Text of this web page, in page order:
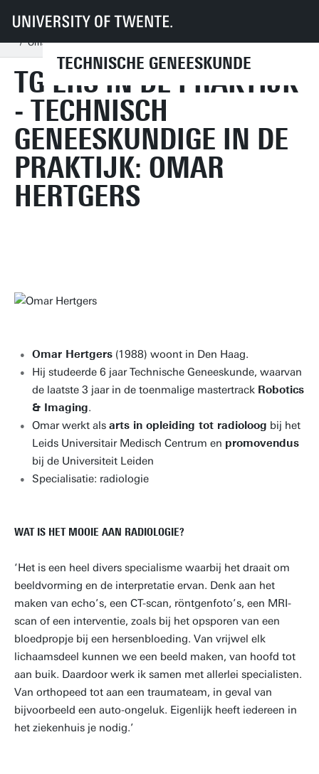
TECHNISCHE GENEESKUNDE
UT Onderwijs Studenteninformatie
Technische Geneeskunde
TG'ers in de praktijk
Omar Hertgers
TG'ERS IN DE PRAKTIJK
- TECHNISCH
GENEESKUNDIGE IN DE
PRAKTIJK: OMAR
HERTGERS
Omar Hertgers (1988) woont in Den Haag.
Hij studeerde 6 jaar Technische Geneeskunde, waarvan
de laatste 3 jaar in de toenmalige mastertrack Robotics
& Imaging.
Omar werkt als arts in opleiding tot radioloog bij het
Leids Universitair Medisch Centrum en promovendus
bij de Universiteit Leiden
Specialisatie: radiologie
WAT IS HET MOOIE AAN RADIOLOGIE?
‘Het is een heel divers specialisme waarbij het draait om
beeldvorming en de interpretatie ervan. Denk aan het
maken van echo’s, een CT-scan, röntgenfoto’s, een MRI-
scan of een interventie, zoals bij het opsporen van een
bloedpropje bij een hersenbloeding. Van vrijwel elk
lichaamsdeel kunnen we een beeld maken, van hoofd tot
aan buik. Daardoor werk ik samen met allerlei specialisten.
Van orthopeed tot aan een traumateam, in geval van
bijvoorbeeld een auto-ongeluk. Eigenlijk heeft iedereen in
het ziekenhuis je nodig.’